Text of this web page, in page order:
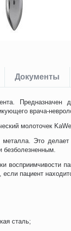
Документы
врача-
молоточек
Это
безболезненным.
восприимчивости
если пациент
сталь;